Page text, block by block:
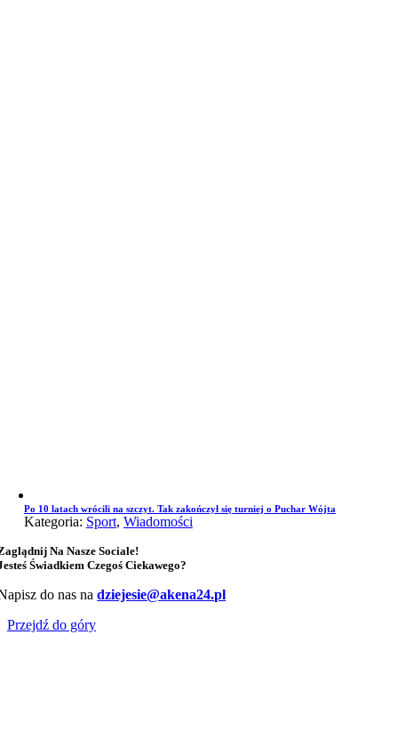
Po 10 latach wrócili na szczyt. Tak zakończył się turniej o Puchar Wójta
Kategoria: Sport, Wiadomości
Na Nasze Sociale!
Świadkiem Czegoś Ciekawego?
do nas nadziejesie@akena24.pl
Przejdź do góry